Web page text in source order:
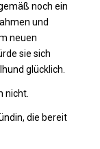
noch ein
und
neuen
sie sich
glücklich.
nicht.
die bereit